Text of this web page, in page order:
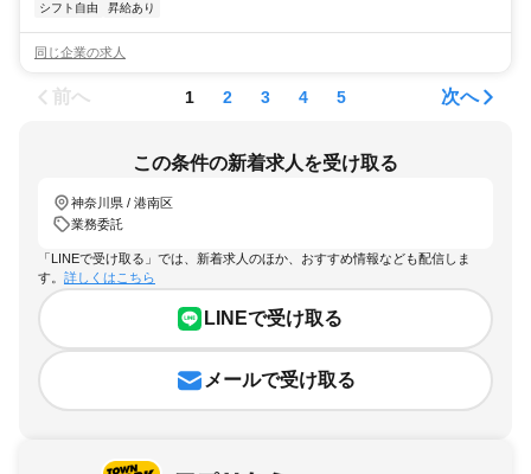
シフト自由 昇給あり
同じ企業の求人
前へ 1 2 3 4 5 次へ
この条件の新着求人を受け取る
神奈川県 / 港南区
業務委託
「LINEで受け取る」では、新着求人のほか、おすすめ情報なども配信しま
す。 詳しくはこちら
LINEで受け取る
メールで受け取る